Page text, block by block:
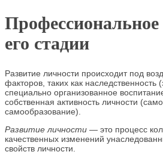
Профессиональное
его стадии
Развитие личности происходит под
факторов, таких как наследственность
специально организованное
собственная активность личности
самообразование).
Развитие личности — это процесс
качественных изменений
свойств личности.